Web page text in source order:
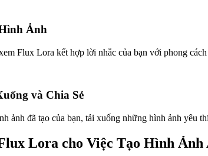
Ảnh
Flux Lora kết hợp lời nhắc của bạn với phong
và Chia Sẻ
ảnh đã tạo của bạn, tải xuống những hình ảnh yêu
Lora cho Việc Tạo Hình Ảnh